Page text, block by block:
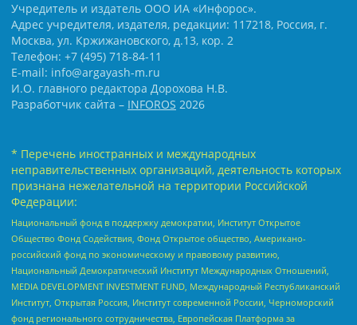
Учредитель и издатель ООО ИА «Инфорос».
Адрес учредителя, издателя, редакции: 117218, Россия, г.
Москва, ул. Кржижановского, д.13, кор. 2
Телефон: +7 (495) 718-84-11
E-mail: info@argayash-m.ru
И.О. главного редактора Дорохова Н.В.
Разработчик сайта – INFOROS 2026
* Перечень иностранных и международных
неправительственных организаций, деятельность которых
признана нежелательной на территории Российской
Федерации:
Национальный фонд в поддержку демократии, Институт Открытое
Общество Фонд Содействия, Фонд Открытое общество, Американо-
российский фонд по экономическому и правовому развитию,
Национальный Демократический Институт Международных Отношений,
MEDIA DEVELOPMENT INVESTMENT FUND, Международный Республиканский
Институт, Открытая Россия, Институт современной России, Черноморский
фонд регионального сотрудничества, Европейская Платформа за